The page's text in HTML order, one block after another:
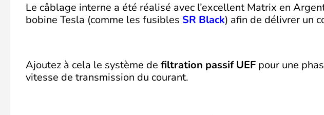
Le câblage interne a été réalisé avec l’excellent Matrix en
bobine Tesla (comme les fusibles SR Black) afin de délivrer un
Ajoutez à cela le système de filtration passif UEF pour une
vitesse de transmission du courant.